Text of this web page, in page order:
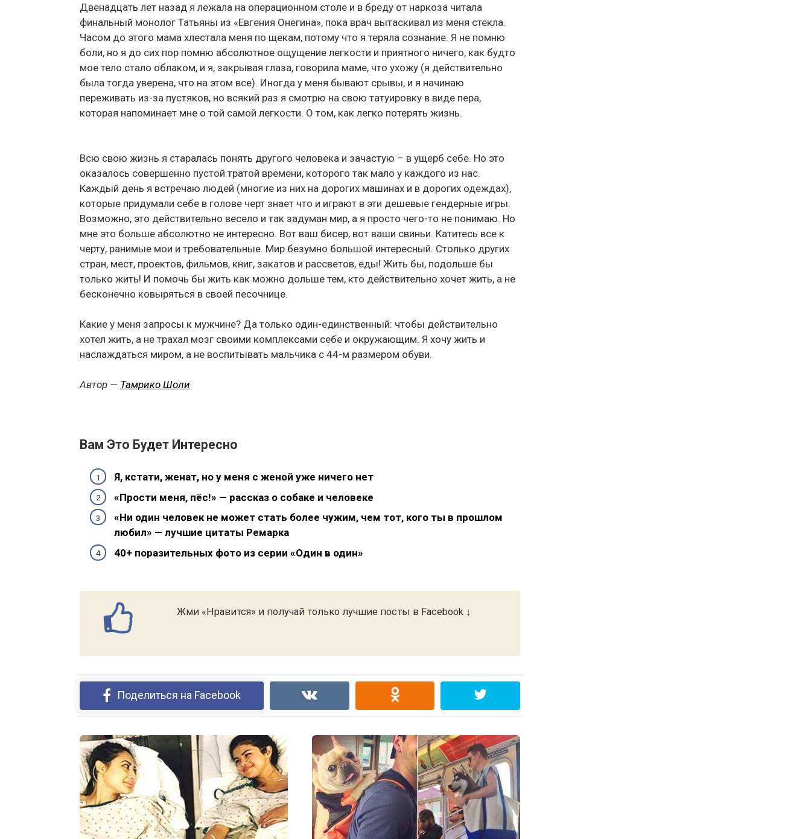
Двенадцать лет назад я лежала на операционном столе и в бреду от наркоза читала
финальный монолог Татьяны из «Евгения Онегина», пока врач вытаскивал из меня стекла.
Часом до этого мама хлестала меня по щекам, потому что я теряла сознание. Я не помню
боли, но я до сих пор помню абсолютное ощущение легкости и приятного ничего, как будто
мое тело стало облаком, и я, закрывая глаза, говорила маме, что ухожу (я действительно
была тогда уверена, что на этом все). Иногда у меня бывают срывы, и я начинаю
переживать из-за пустяков, но всякий раз я смотрю на свою татуировку в виде пера,
которая напоминает мне о той самой легкости. О том, как легко потерять жизнь.
Всю свою жизнь я старалась понять другого человека и зачастую – в ущерб себе. Но это
оказалось совершенно пустой тратой времени, которого так мало у каждого из нас.
Каждый день я встречаю людей (многие из них на дорогих машинах и в дорогих одеждах),
которые придумали себе в голове черт знает что и играют в эти дешевые гендерные игры.
Возможно, это действительно весело и так задуман мир, а я просто чего-то не понимаю. Но
мне это больше абсолютно не интересно. Вот ваш бисер, вот ваши свиньи. Катитесь все к
черту, ранимые мои и требовательные. Мир безумно большой интересный. Столько других
стран, мест, проектов, фильмов, книг, закатов и рассветов, еды! Жить бы, подольше бы
только жить! И помочь бы жить как можно дольше тем, кто действительно хочет жить, а не
бесконечно ковыряться в своей песочнице.
Какие у меня запросы к мужчине? Да только один-единственный: чтобы действительно
хотел жить, а не трахал мозг своими комплексами себе и окружающим. Я хочу жить и
наслаждаться миром, а не воспитывать мальчика с 44-м размером обуви.
Автор — Тамрико Шоли
Вам Это Будет Интересно
Я, кстати, женат, но у меня с женой уже ничего нет
«Прости меня, пёс!» — рассказ о собаке и человеке
«Ни один человек не может стать более чужим, чем тот, кого ты в прошлом
любил» — лучшие цитаты Ремарка
40+ поразительных фото из серии «Один в один»
Жми «Нравится» и получай только лучшие посты в Facebook ↓
Поделиться на Facebook